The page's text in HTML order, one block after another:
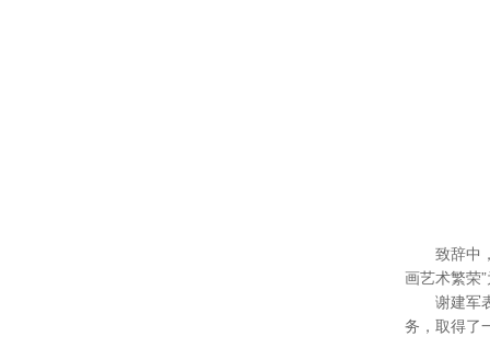
致辞中
画艺术繁荣
谢建军
务，取得了